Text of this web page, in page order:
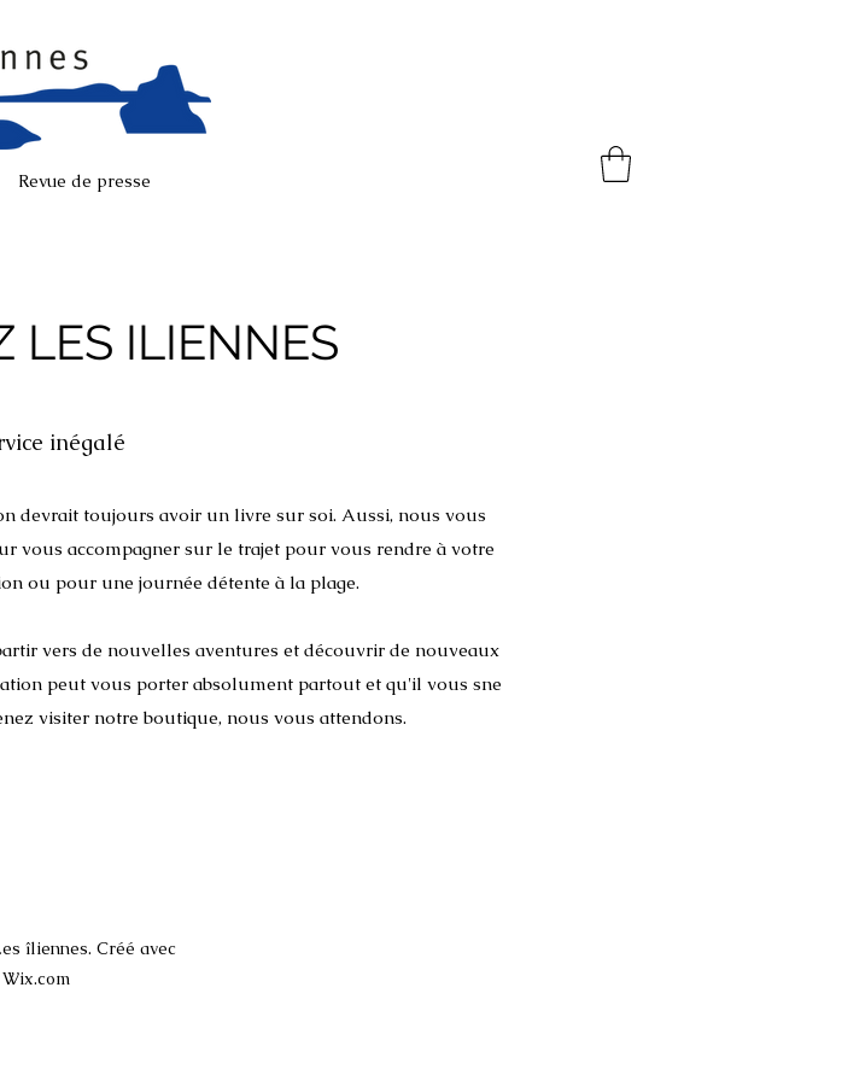
Revue de presse
LES ILIENNES
inégalé
devrait toujours avoir un livre sur soi. Aussi, nous vous
vous accompagner sur le trajet pour vous rendre à votre
ou pour une journée détente à la plage.
vers de nouvelles aventures et découvrir de nouveaux
peut vous porter absolument partout et qu'il vous sne
visiter notre boutique, nous vous attendons.
îliennes. Créé avec
Wix.com